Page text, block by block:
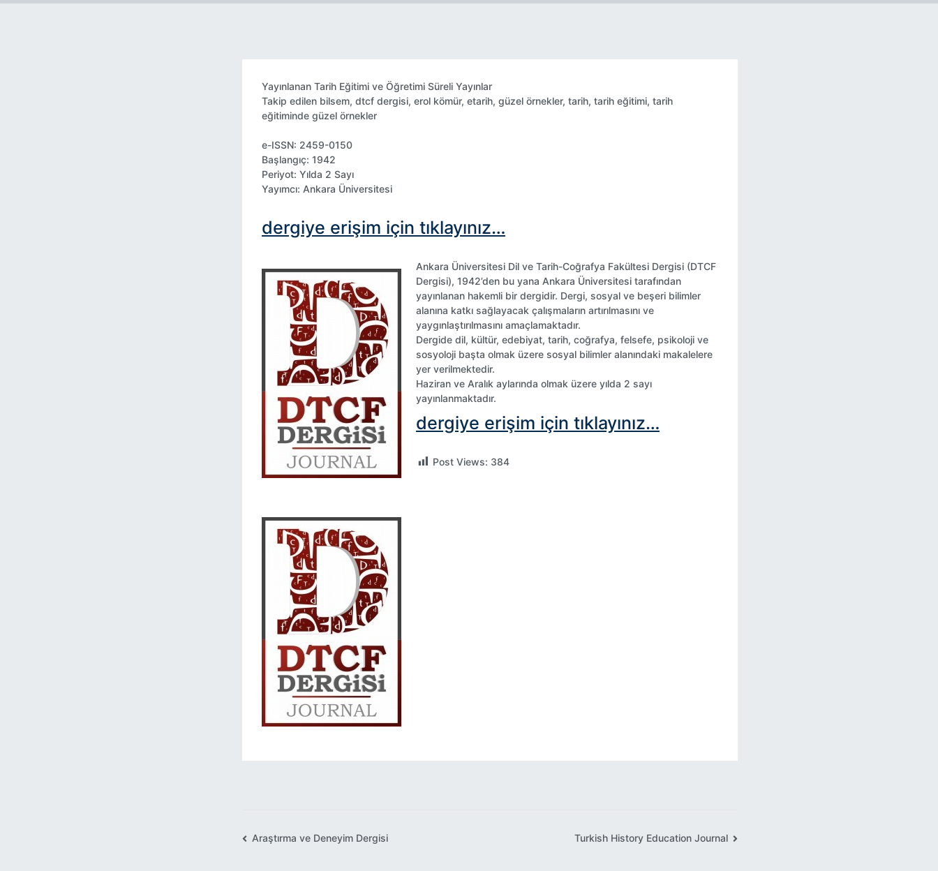
Yayınlanan Tarih Eğitimi ve Öğretimi Süreli Yayınlar
Takip edilen bilsem, dtcf dergisi, erol kömür, etarih, güzel örnekler, tarih, tarih eğitimi, tarih
eğitiminde güzel örnekler
e-ISSN: 2459-0150
Başlangıç: 1942
Periyot: Yılda 2 Sayı
Yayımcı: Ankara Üniversitesi
dergiye erişim için tıklayınız…
Ankara Üniversitesi Dil ve Tarih-Coğrafya Fakültesi Dergisi (DTCF
Dergisi), 1942’den bu yana Ankara Üniversitesi tarafından
yayınlanan hakemli bir dergidir. Dergi, sosyal ve beşeri bilimler
alanına katkı sağlayacak çalışmaların artırılmasını ve
yaygınlaştırılmasını amaçlamaktadır.
Dergide dil, kültür, edebiyat, tarih, coğrafya, felsefe, psikoloji ve
sosyoloji başta olmak üzere sosyal bilimler alanındaki makalelere
yer verilmektedir.
Haziran ve Aralık aylarında olmak üzere yılda 2 sayı
yayınlanmaktadır.
dergiye erişim için tıklayınız…
Post Views: 384
YazıAraştırma ve Deneyim Dergisi Turkish History Education Journal